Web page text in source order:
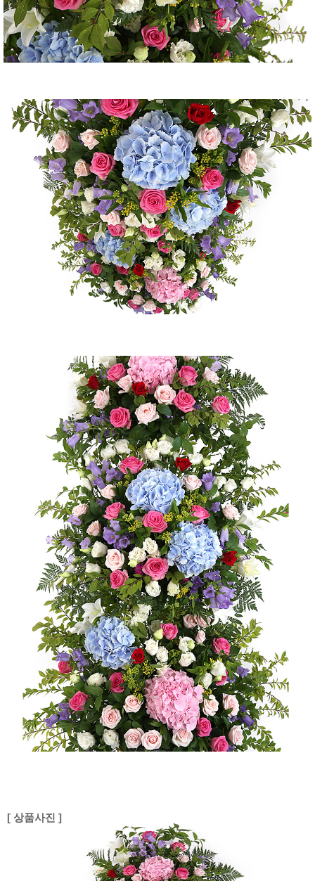
[ 상품사진 ]